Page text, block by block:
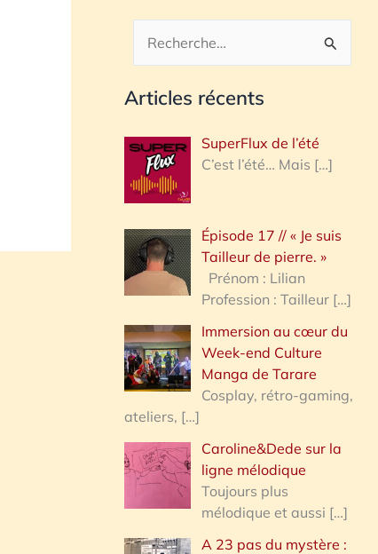
c
h
r
h
e
:
Articles récents
SuperFlux de l’été
C’est l’été… Mais […]
Épisode 17 // « Je suis
Tailleur de pierre. »
Prénom : Lilian
Profession : Tailleur […]
Immersion au cœur du
Week-end Culture
Manga de Tarare
Cosplay, rétro-gaming,
ateliers, […]
Caroline&Dede sur la
ligne mélodique
Toujours plus
mélodique et aussi […]
A 23 pas du mystère :